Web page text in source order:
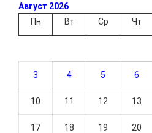
Август 2026
Пн
Вт Ср Чт
3 4 5 6
10 11 12 13
17 18 19 20